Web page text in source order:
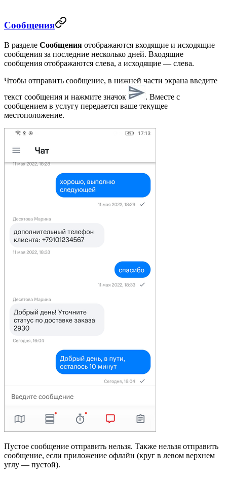
Сообщения
В разделе Сообщения отображаются входящие и исходящие
сообщения за последние несколько дней. Входящие
сообщения отображаются слева, а исходящие — слева.
Чтобы отправить сообщение, в нижней части экрана введите
текст сообщения и нажмите значок
. Вместе с
сообщением в услугу передается ваше текущее
местоположение.
Пустое сообщение отправить нельзя. Также нельзя отправить
сообщение, если приложение офлайн (круг в левом верхнем
углу — пустой).